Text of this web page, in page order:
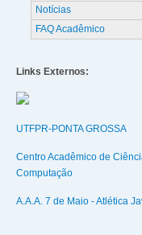
Notícias
FAQ Acadêmico
Links Externos:
UTFPR-PONTA GROSSA
Centro Acadêmico de
Computação
A.A.A. 7 de Maio - Atlética